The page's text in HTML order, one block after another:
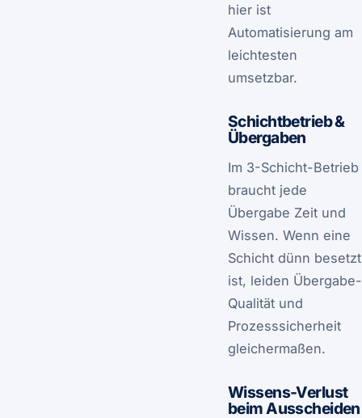
hier ist
Automatisierung am
leichtesten
umsetzbar.
Schichtbetrieb &
Übergaben
Im 3-Schicht-Betrieb
braucht jede
Übergabe Zeit und
Wissen. Wenn eine
Schicht dünn besetzt
ist, leiden Übergabe-
Qualität und
Prozesssicherheit
gleichermaßen.
Wissens-Verlust
beim Ausscheiden